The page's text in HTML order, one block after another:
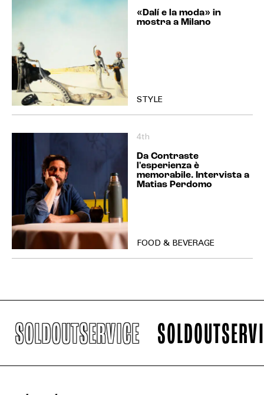
«Dalí e la moda» in
mostra a Milano
STYLE
4th
Da Contraste
l'esperienza è
memorabile. Intervista a
Matias Perdomo
FOOD & BEVERAGE